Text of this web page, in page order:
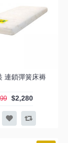
連鎖彈簧床褥
$2,280